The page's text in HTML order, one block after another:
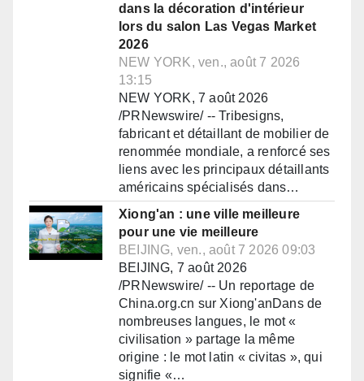
dans la décoration d'intérieur
lors du salon Las Vegas Market
2026
NEW YORK, ven., août 7 2026
13:15
NEW YORK, 7 août 2026
/PRNewswire/ -- Tribesigns,
fabricant et détaillant de mobilier de
renommée mondiale, a renforcé ses
liens avec les principaux détaillants
américains spécialisés dans…
Xiong'an : une ville meilleure
pour une vie meilleure
BEIJING, ven., août 7 2026 09:03
BEIJING, 7 août 2026
/PRNewswire/ -- Un reportage de
China.org.cn sur Xiong'anDans de
nombreuses langues, le mot «
civilisation » partage la même
origine : le mot latin « civitas », qui
signifie «…